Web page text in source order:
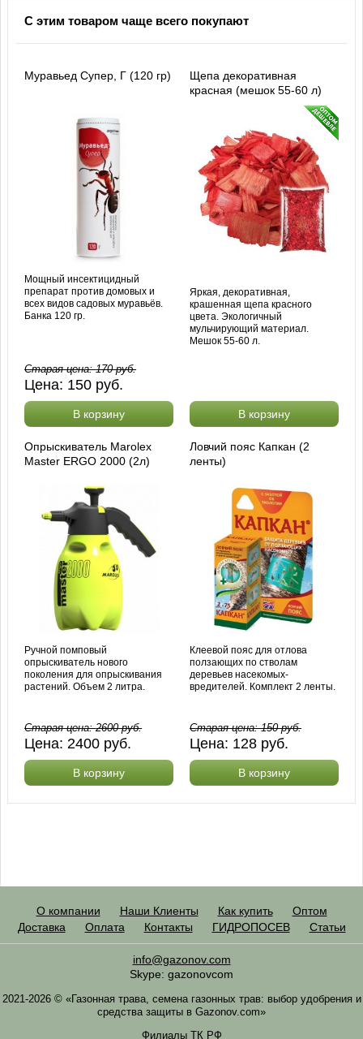
С этим товаром чаще всего покупают
Муравьед Супер, Г (120 гр)
Мощный инсектицидный
препарат против домовых и
всех видов садовых муравьёв.
Банка 120 гр.
Старая цена:170руб.
Цена: 150 руб.
В корзину
Щепа декоративная
красная (мешок 55-60 л)
Яркая, декоративная,
крашенная щепа красного
цвета. Экологичный
мульчирующий материал.
Мешок 55-60 л.
В корзину
Опрыскиватель Marolex
Master ERGO 2000 (2л)
Ручной помповый
опрыскиватель нового
поколения для опрыскивания
растений. Объем 2 литра.
Старая цена:2600руб.
Цена: 2400 руб.
В корзину
Ловчий пояс Капкан (2
ленты)
Клеевой пояс для отлова
ползающих по стволам
деревьев насекомых-
вредителей. Комплект 2 ленты.
Старая цена:150руб.
Цена: 128 руб.
В корзину
О компании Наши Клиенты Как купить
Оптом
Доставка
Оплата Контакты ГИДРОПОСЕВ Статьи
info@gazonov.com
Skype: gazonovcom
2021-2026 © «Газонная трава, семена газонных трав: выбор удобрения и
средства защиты в Gazonov.com»
Филиалы ТК РФ